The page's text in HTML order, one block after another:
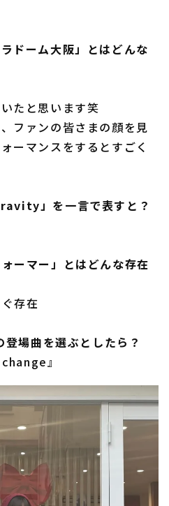
ドーム大阪」とはどんな
たと思います笑
ファンの皆さまの顔を見
ーマンスをするとすごく
」を一言で表すと？
ーマー」とはどんな存在
存在
場曲を選ぶとしたら？
』